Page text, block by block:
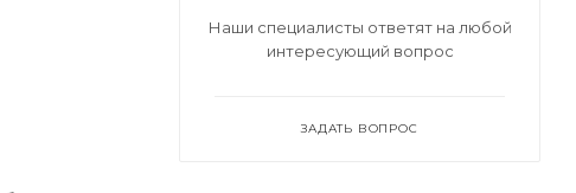
Наши специалисты ответят на любой
интересующий вопрос
ЗАДАТЬ ВОПРОС